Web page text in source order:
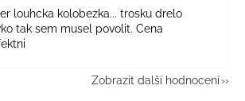
louhcka kolobezka... trosku drelo
tak sem musel povolit. Cena
Zobrazit další hodnocení